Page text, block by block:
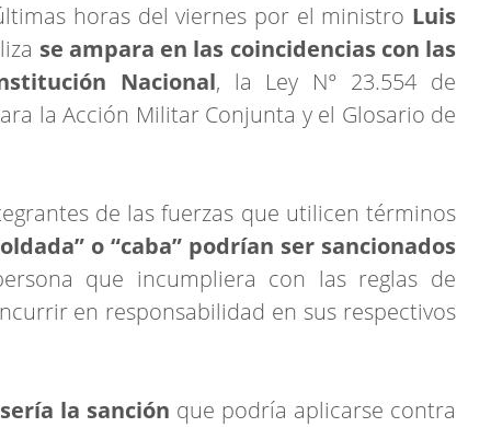
horas del viernes por el ministro Luis
se ampara en las coincidencias con las
Nacional, la Ley N° 23.554 de
la Acción Militar Conjunta y el Glosario de
de las fuerzas que utilicen términos
o “caba” podrían ser sancionados
que incumpliera con las reglas de
en responsabilidad en sus respectivos
la sanción que podría aplicarse contra